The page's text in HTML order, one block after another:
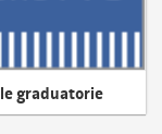
graduatorie